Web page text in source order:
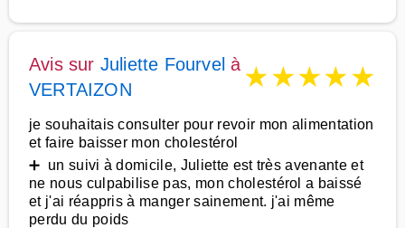
Avis sur Juliette Fourvel à
VERTAIZON
★★★★★
je souhaitais consulter pour revoir mon alimentation
et faire baisser mon cholestérol
➕ un suivi à domicile, Juliette est très avenante et
ne nous culpabilise pas, mon cholestérol a baissé
et j'ai réappris à manger sainement. j'ai même
perdu du poids